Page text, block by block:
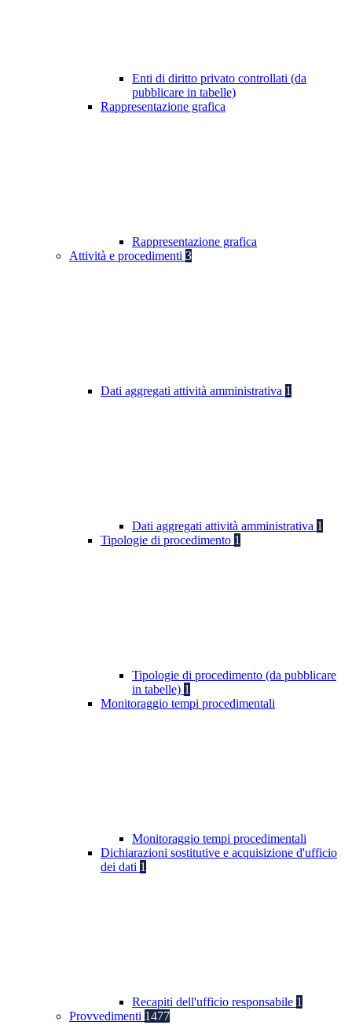
Enti di diritto privato controllati (da
pubblicare in tabelle)
Rappresentazione grafica
Rappresentazione grafica
Attività e procedimenti 3
Dati aggregati attività amministrativa 1
Dati aggregati attività amministrativa 1
Tipologie di procedimento 1
Tipologie di procedimento (da pubblicare
in tabelle) 1
Monitoraggio tempi procedimentali
Monitoraggio tempi procedimentali
Dichiarazioni sostitutive e acquisizione d'ufficio
dei dati 1
Recapiti dell'ufficio responsabile 1
Provvedimenti 1477